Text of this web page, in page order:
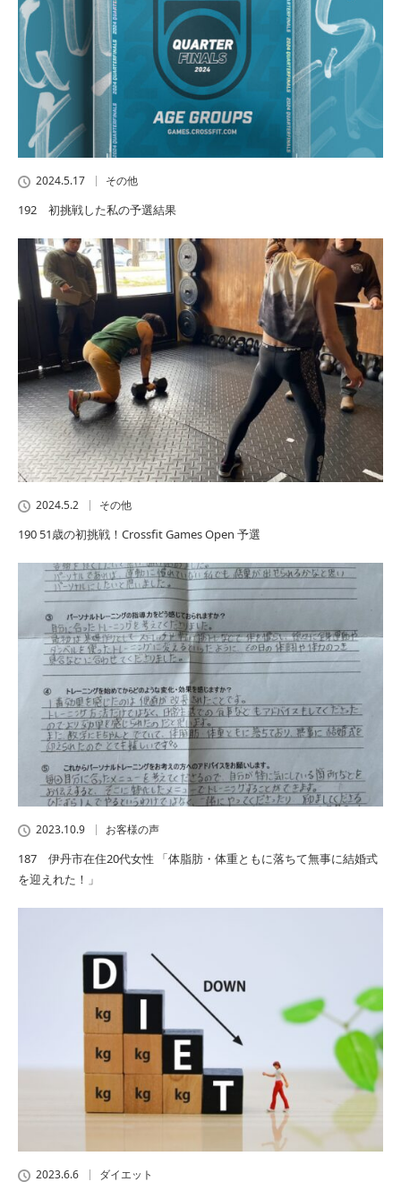
2024.5.17 その他
192 初挑戦した私の予選結果
2024.5.2 その他
190 51歳の初挑戦！Crossfit Games Open 予選
2023.10.9 お客様の声
187 伊丹市在住20代女性 「体脂肪・体重ともに落ちて無事に結婚式
を迎えれた！」
2023.6.6 ダイエット